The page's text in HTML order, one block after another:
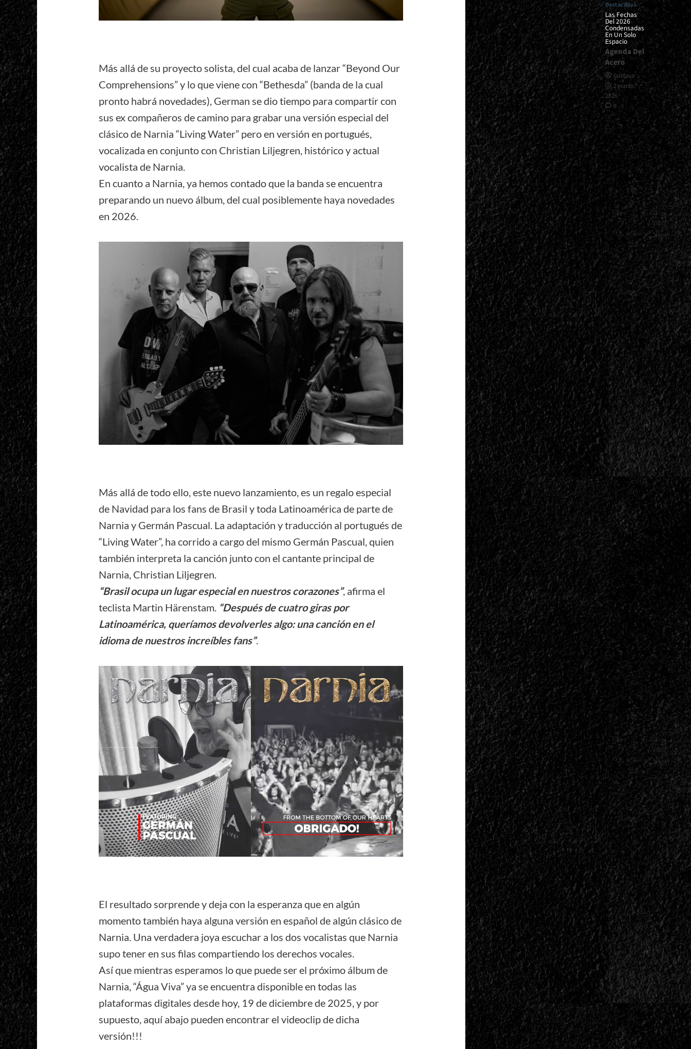
Más allá de su proyecto solista, del cual acaba de lanzar “Beyond Our
Comprehensions” y lo que viene con “Bethesda” (banda de la cual
pronto habrá novedades), German se dio tiempo para compartir con
sus ex compañeros de camino para grabar una versión especial del
clásico de Narnia “Living Water” pero en versión en portugués,
vocalizada en conjunto con Christian Liljegren, histórico y actual
vocalista de Narnia.
En cuanto a Narnia, ya hemos contado que la banda se encuentra
preparando un nuevo álbum, del cual posiblemente haya novedades
en 2026.
Más allá de todo ello, este nuevo lanzamiento, es un regalo especial
de Navidad para los fans de Brasil y toda Latinoamérica de parte de
Narnia y Germán Pascual. La adaptación y traducción al portugués de
“Living Water”, ha corrido a cargo del mismo Germán Pascual, quien
también interpreta la canción junto con el cantante principal de
Narnia, Christian Liljegren.
“Brasil ocupa un lugar especial en nuestros corazones”, afirma el
teclista Martin Härenstam. “Después de cuatro giras por
Latinoamérica, queríamos devolverles algo: una canción en el
idioma de nuestros increíbles fans”.
El resultado sorprende y deja con la esperanza que en algún
momento también haya alguna versión en español de algún clásico de
Narnia. Una verdadera joya escuchar a los dos vocalistas que Narnia
supo tener en sus filas compartiendo los derechos vocales.
Así que mientras esperamos lo que puede ser el próximo álbum de
Narnia, “Água Viva” ya se encuentra disponible en todas las
plataformas digitales desde hoy, 19 de diciembre de 2025, y por
supuesto, aquí abajo pueden encontrar el videoclip de dicha
versión!!!
Destacados
Las Fechas
Del 2026
Condensadas
En Un Solo
Espacio
Agenda Del
Acero
Gustavo
2 marzo,
2026
0